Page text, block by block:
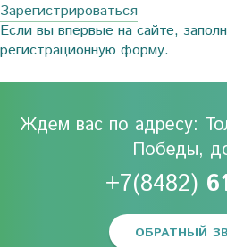
Зарегистрироваться
Если вы впервые на сайте,
регистрационную форму.
Ждем вас по адресу:
Победы,
+7(8482)
ОБРАТНЫЙ